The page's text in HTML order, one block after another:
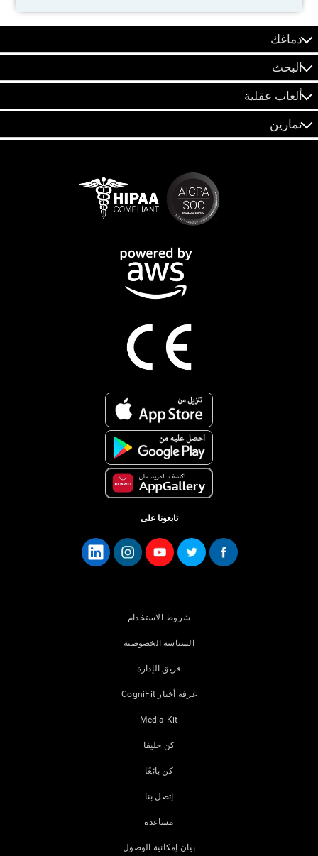
دماغك
البحث
ألعاب عقلية
تمارين
تابعونا على
شروط الاستخدام
السياسة الخصوصية
فريق الإدارة
غرفة أخبار CogniFit
Media Kit
كن حليفا
كن بائعًا
إتصل بنا
مساعدة
بيان إمكانية الوصول